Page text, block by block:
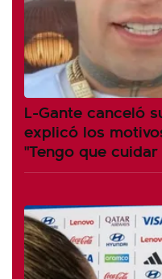
L-Gante canceló
explicó los
"Tengo que